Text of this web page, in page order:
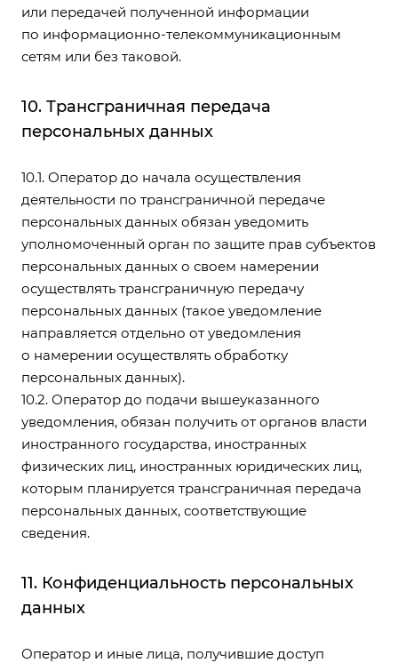
или передачей полученной информации
по информационно-телекоммуникационным
сетям или без таковой.
10. Трансграничная передача
персональных данных
10.1. Оператор до начала осуществления
деятельности по трансграничной передаче
персональных данных обязан уведомить
уполномоченный орган по защите прав субъектов
персональных данных о своем намерении
осуществлять трансграничную передачу
персональных данных (такое уведомление
направляется отдельно от уведомления
о намерении осуществлять обработку
персональных данных).
10.2. Оператор до подачи вышеуказанного
уведомления, обязан получить от органов власти
иностранного государства, иностранных
физических лиц, иностранных юридических лиц,
которым планируется трансграничная передача
персональных данных, соответствующие
сведения.
11. Конфиденциальность персональных
данных
Оператор и иные лица, получившие доступ